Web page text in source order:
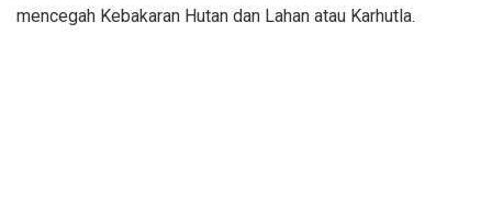
mencegah Kebakaran Hutan dan Lahan atau Karhutla.